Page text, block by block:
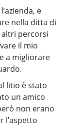
e
nella ditta di
percorsi
il mio
a migliorare
litio è stato
un amico
non erano
l’aspetto